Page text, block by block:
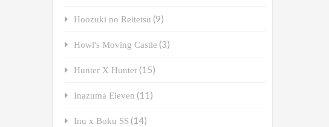
Hoozuki no Reitetsu (9)
Howl's Moving Castle (3)
Hunter X Hunter (15)
Inazuma Eleven (11)
Inu x Boku SS (14)